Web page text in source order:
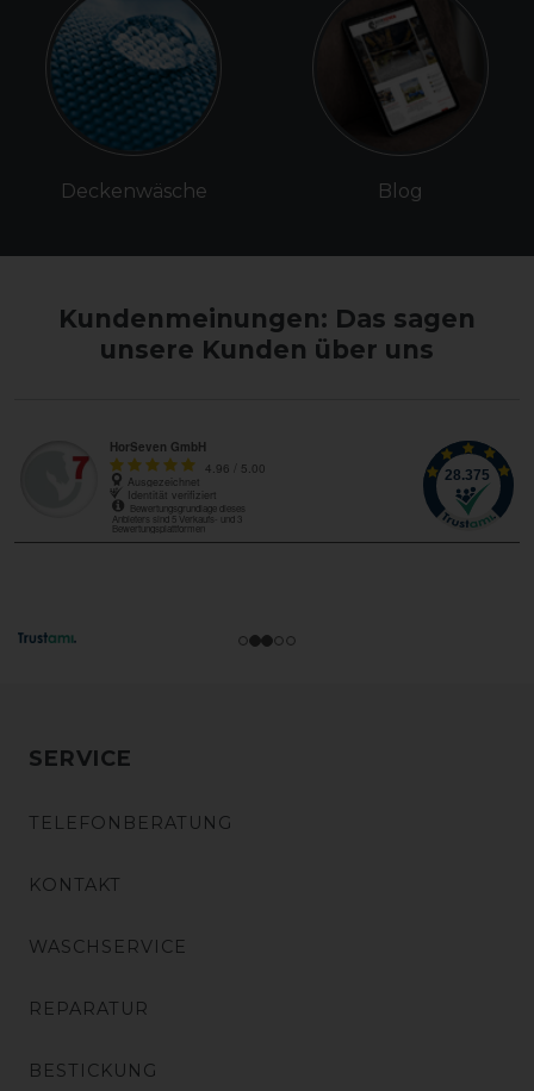
Deckenwäsche Blog
Kundenmeinungen: Das sagen
unsere Kunden über uns
SERVICE
TELEFONBERATUNG
KONTAKT
WASCHSERVICE
REPARATUR
BESTICKUNG